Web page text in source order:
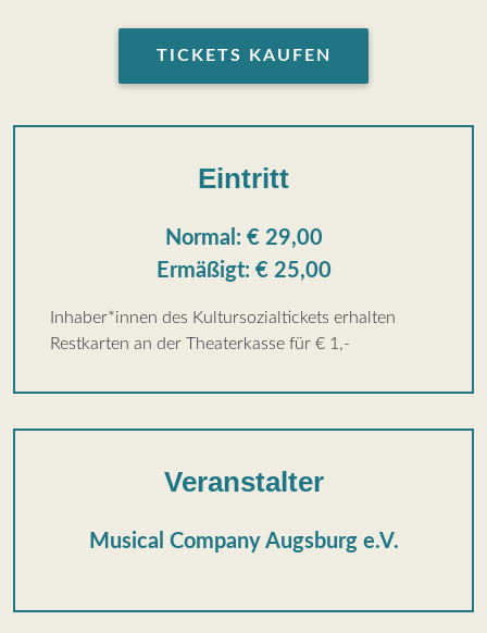
TICKETS KAUFEN
Eintritt
Normal: € 29,00
Ermäßigt: € 25,00
Inhaber*innen des Kultursozialtickets erhalten
Restkarten an der Theaterkasse für € 1,-
Veranstalter
Musical Company Augsburg e.V.